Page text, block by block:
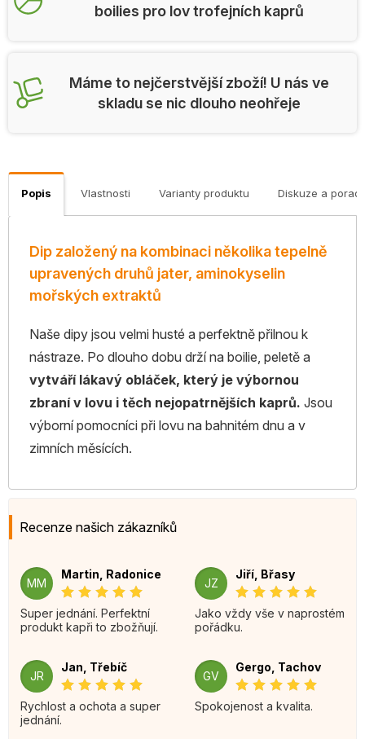
boilies pro lov trofejních kaprů
Máme to nejčerstvější zboží! U nás ve
skladu se nic dlouho neohřeje
Popis Vlastnosti Varianty produktu Diskuze a
Dip založený na kombinaci několika tepelně
upravených druhů jater, aminokyselin
mořských extraktů
Naše dipy jsou velmi husté a perfektně přilnou k
nástraze. Po dlouho dobu drží na boilie, peletě a
vytváří lákavý obláček, který je výbornou
zbraní v lovu i těch nejopatrnějších kaprů. Jsou
výborní pomocníci při lovu na bahnitém dnu a v
zimních měsících.
Recenze našich zákazníků
MM
Martin, Radonice
Super jednání. Perfektní
produkt kapři to zbožňují.
JZ
Jiří, Břasy
Jako vždy vše v naprostém
pořádku.
JR
Jan, Třebíč
Rychlost a ochota a super
jednání.
GV
Gergo, Tachov
Spokojenost a kvalita.